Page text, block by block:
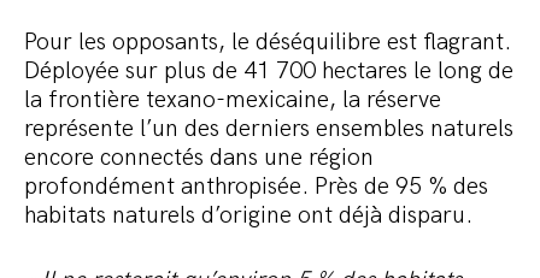
Pour les opposants, le déséquilibre est flagrant.
Déployée sur plus de 41 700 hectares le long de
la frontière texano-mexicaine, la réserve
représente l’un des derniers ensembles naturels
encore connectés dans une région
profondément anthropisée. Près de 95 % des
habitats naturels d’origine ont déjà disparu.